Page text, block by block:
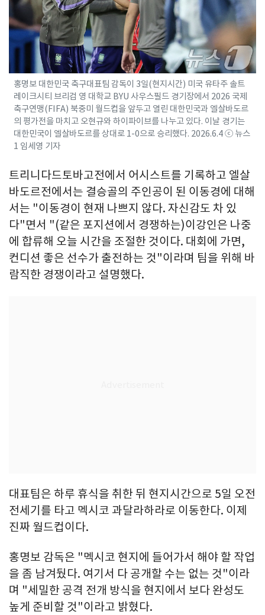
홍명보 대한민국 축구대표팀 감독이 3일(현지시간) 미국 유타주 솔트
레이크시티 브리검 영 대학교 BYU 사우스필드 경기장에서 2026 국제
축구연맹(FIFA) 북중미 월드컵을 앞두고 열린 대한민국과 엘살바도르
의 평가전을 마치고 오현규와 하이파이브를 나누고 있다. 이날 경기는
대한민국이 엘살바도르를 상대로 1-0으로 승리했다. 2026.6.4 ⓒ 뉴스
1 임세영 기자
트리니다드토바고전에서 어시스트를 기록하고 엘살
바도르전에서는 결승골의 주인공이 된 이동경에 대해
서는 "이동경이 현재 나쁘지 않다. 자신감도 차 있
다"면서 "(같은 포지션에서 경쟁하는)이강인은 나중
에 합류해 오늘 시간을 조절한 것이다. 대회에 가면,
컨디션 좋은 선수가 출전하는 것"이라며 팀을 위해 바
람직한 경쟁이라고 설명했다.
대표팀은 하루 휴식을 취한 뒤 현지시간으로 5일 오전
전세기를 타고 멕시코 과달라하라로 이동한다. 이제
진짜 월드컵이다.
홍명보 감독은 "멕시코 현지에 들어가서 해야 할 작업
을 좀 남겨뒀다. 여기서 다 공개할 수는 없는 것"이라
며 "세밀한 공격 전개 방식을 현지에서 보다 완성도
높게 준비할 것"이라고 밝혔다.